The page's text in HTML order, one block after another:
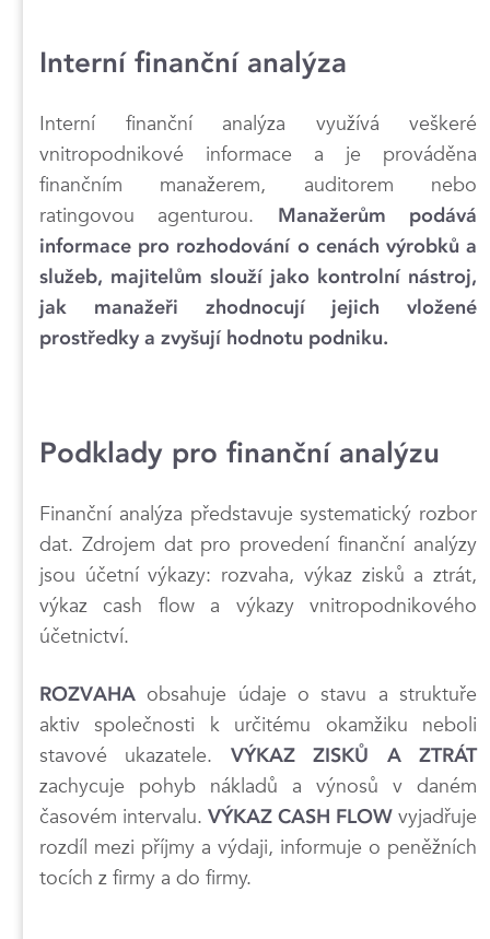
Interní finanční analýza
Interní finanční analýza využívá veškeré
vnitropodnikové informace a je prováděna
finančním manažerem, auditorem nebo
ratingovou agenturou.
Manažerům podává
informace pro rozhodování o cenách výrobků a
služeb, majitelům slouží jako kontrolní nástroj,
jak manažeři zhodnocují jejich vložené
prostředky a zvyšují hodnotu podniku.
Podklady pro finanční analýzu
Finanční analýza představuje systematický rozbor
dat. Zdrojem dat pro provedení finanční analýzy
jsou účetní výkazy: rozvaha, výkaz zisků a ztrát,
výkaz cash flow a výkazy vnitropodnikového
účetnictví.
ROZVAHA obsahuje údaje o stavu a struktuře
aktiv společnosti k určitému okamžiku neboli
stavové ukazatele. VÝKAZ ZISKŮ A ZTRÁT
zachycuje pohyb nákladů a výnosů v daném
časovém intervalu. VÝKAZ CASH FLOW vyjadřuje
rozdíl mezi příjmy a výdaji, informuje o peněžních
tocích z firmy a do firmy.